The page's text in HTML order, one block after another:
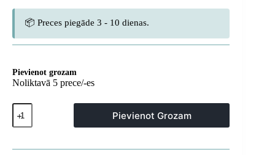
📦 Preces piegāde 3 - 10 dienas.
Pievienot grozam
Noliktavā 5 prece/-es
Rokas
deglis
CUT
plazmas
Pievienot Grozam